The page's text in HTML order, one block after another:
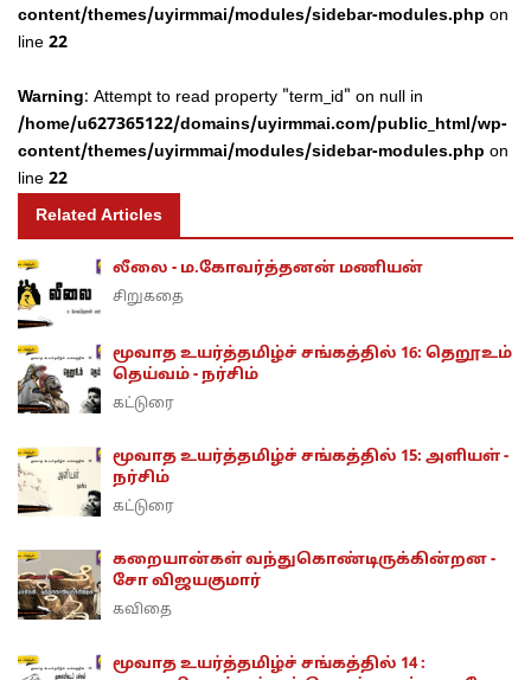
content/themes/uyirmmai/modules/sidebar-modules.php on
line 22
Warning: Attempt to read property "term_id" on null in
/home/u627365122/domains/uyirmmai.com/public_html/wp-
content/themes/uyirmmai/modules/sidebar-modules.php on
line 22
Related Articles
லீலை - ம.கோவர்த்தனன் மணியன்
சிறுகதை
மூவாத உயர்த்தமிழ்ச் சங்கத்தில் 16: தெறூஉம்
தெய்வம் - நர்சிம்
கட்டுரை
மூவாத உயர்த்தமிழ்ச் சங்கத்தில் 15: அளியள் -
நர்சிம்
கட்டுரை
கறையான்கள் வந்துகொண்டிருக்கின்றன -
சோ விஜயகுமார்
கவிதை
மூவாத உயர்த்தமிழ்ச் சங்கத்தில் 14 :